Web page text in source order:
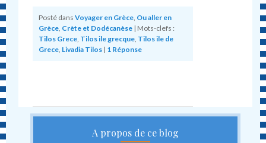
Posté dans Voyager en Grèce, Ou aller en
Grèce, Crète et Dodécanèse | Mots-clefs :
Tilos Grece, Tilos ile grecque, Tilos ile de
Grece, Livadia Tilos | 1 Réponse
A propos de ce blog